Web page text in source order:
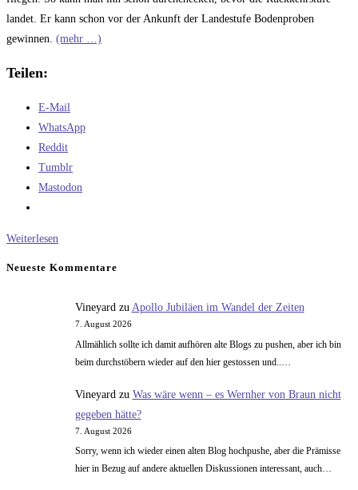
landet. Er kann schon vor der Ankunft der Landestufe Bodenproben
gewinnen. (mehr …)
Teilen:
E-Mail
WhatsApp
Reddit
Tumblr
Mastodon
Weiterlesen
Neueste Kommentare
Vineyardzu Apollo Jubiläen im Wandel der Zeiten
7. August 2026
Allmählich sollte ich damit aufhören alte Blogs zu pushen, aber ich bin
beim durchstöbern wieder auf den hier gestossen und..…
Vineyard zu Was wäre wenn – es Wernher von Braun nicht
gegeben hätte?
7. August 2026
Sorry, wenn ich wieder einen alten Blog hochpushe, aber die Prämisse
hier in Bezug auf andere aktuellen Diskussionen interessant, auch…